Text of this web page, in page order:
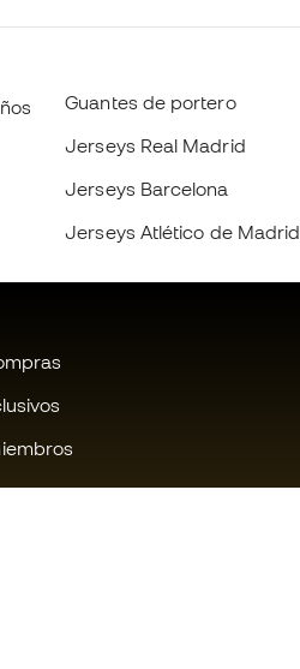
Guantes de portero
Jerseys Real Madrid
Jerseys Barcelona
Jerseys Atlético de Madrid